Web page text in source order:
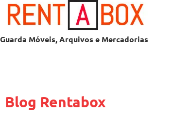
Guarda Móveis, Arquivos e Mercadorias
Blog Rentabox